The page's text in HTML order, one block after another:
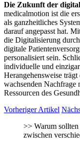
Die Zukunft der
medicalmotion ist die
als ganzheitliches
darauf angepasst hat.
die Digitalisierung
digitale
personalisiert sein.
individuelle und
Herangehensweise
wachsenden Nachfrage
Ressourcen des
Vorheriger Artikel
>> Warum
zwischen